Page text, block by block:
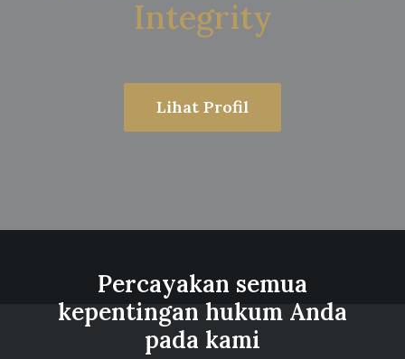
Integrity
Lihat Profil
Percayakan semua
kepentingan hukum Anda
pada kami